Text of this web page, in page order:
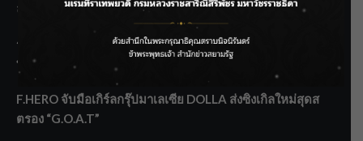
ลาโลกนี้ ให้ใส่บาตรสิ่งนั้นไว้ตอนยังมีชีวิต”
ราชเลขานุการในพระองค์ฯ ติดตามโครงการหุบกะพง–ห้วย
ทรายใต้ เสริมความมั่นคงน้ำเพชรบุรี
F.HERO จับมือเกิร์ลกรุ๊ปมาเลเซีย DOLLA ส่งซิงเกิลใหม่สุดส
ตรอง “G.O.A.T”